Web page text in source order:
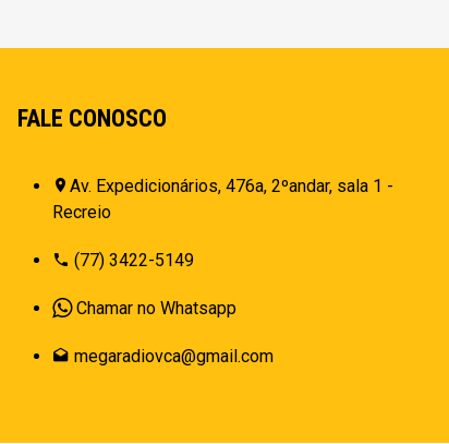
FALE CONOSCO
Av. Expedicionários, 476a, 2ºandar, sala 1 -
Recreio
(77) 3422-5149
Chamar no Whatsapp
megaradiovca@gmail.com